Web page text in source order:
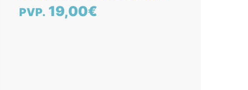
PVP. 19,00€